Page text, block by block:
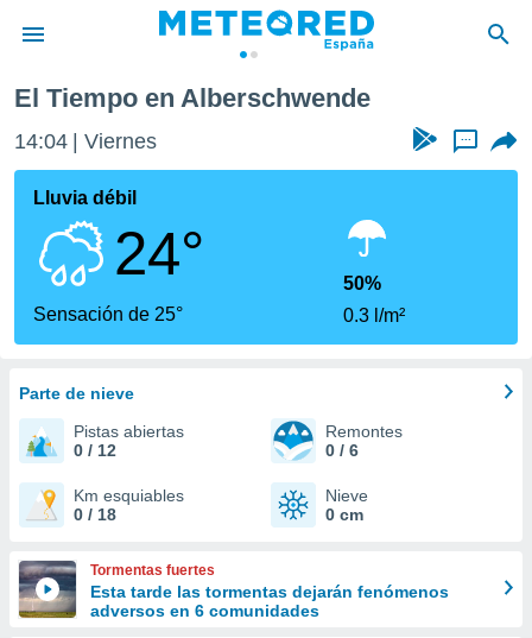
de
por
se
calidad.
a este
las
y
forma
basada
permite
El Tiempo en Alberschwende
14:04 Viernes ...
Lluvia débil
24°
Sensación de 25°
50%
0.3 l/m²
Parte de nieve
Pistas abiertas
0 / 12
Remontes
0 / 6
Km esquiables
0 / 18
Nieve
0 cm
Tormentas fuertes
Esta tarde las tormentas dejarán fenómenos
adversos en 6 comunidades